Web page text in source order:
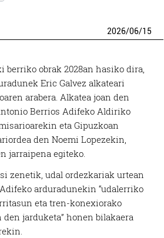
2026/06/15
berriko obrak 2028an hasiko dira,
Eric Galvez alkateari
arabera. Alkatea joan den
Berrios Adifeko Aldiriko
eta Gipuzkoan
den Noemi Lopezekin,
jarraipena egiteko.
zenetik, udal ordezkariak urtean
arduradunekin “udalerriko
eta tren-konexiorako
jarduketa” honen bilakaera